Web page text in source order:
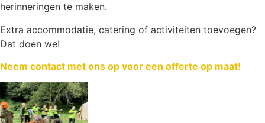
herinneringen te maken.
Extra accommodatie, catering of activiteiten toevoegen?
Dat doen we!
Neem contact met ons op voor een offerte op maat!